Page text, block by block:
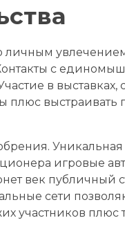
личным
с
в выставках,
плюс
игровые
век публичный
сети
участников плюс